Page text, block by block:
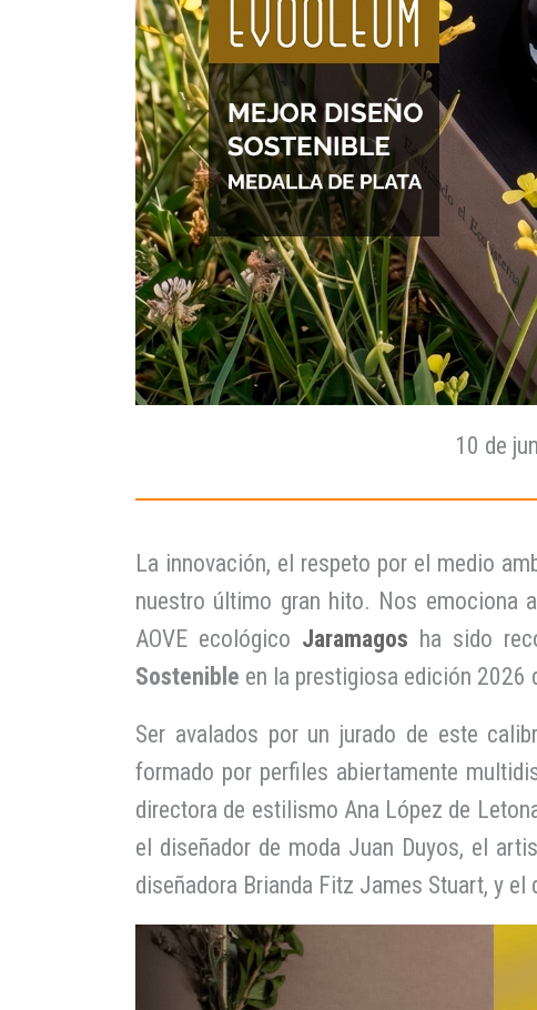
10 de
La innovación, el respeto por el medio
nuestro último gran hito. Nos emociona
AOVE ecológico Jaramagos ha sido
Sostenible en la prestigiosa edición 2026
Ser avalados por un jurado de este
formado por perfiles abiertamente
directora de estilismo Ana López de
el diseñador de moda Juan Duyos, el
diseñadora Brianda Fitz James Stuart, y el